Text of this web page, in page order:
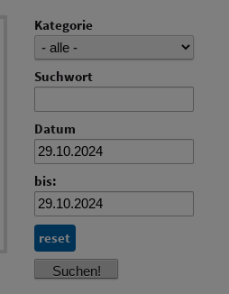
Kategorie
Suchwort
Datum
bis:
reset